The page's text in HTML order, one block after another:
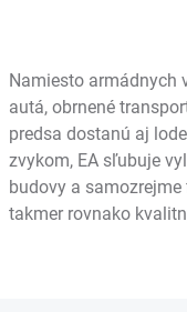
Namiesto armádnych
autá, obrnené
predsa dostanú aj
zvykom, EA sľubuje
budovy a
takmer rovnako